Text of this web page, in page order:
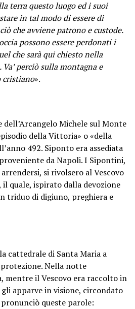
terra questo luogo ed i suoi
in tal modo di essere di
che avviene patrono e custode.
possono essere perdonati i
che sarà qui chiesto nella
perciò sulla montagna e
cristiano».
dell’Arcangelo Michele sul Monte
della Vittoria» o «della
492. Siponto era assediata
da Napoli. I Sipontini,
si rivolsero al Vescovo
il quale, ispirato dalla devozione
triduo di digiuno, preghiera e
cattedrale di Santa Maria a
Nella notte
mentre il Vescovo era raccolto in
apparve in visione, circondato
queste parole: